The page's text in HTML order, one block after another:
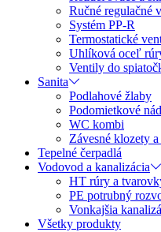
Ručné regulačné
Systém PP-R
Termostatické
Uhlíková oceľ
Ventily do
Sanita
Podlahové žlaby
Podomietkové
WC kombi
Závesné klozety
Tepelné čerpadlá
Vodovod a kanalizácia
HT rúry a
PE potrubný
Vonkajšia
Všetky produkty